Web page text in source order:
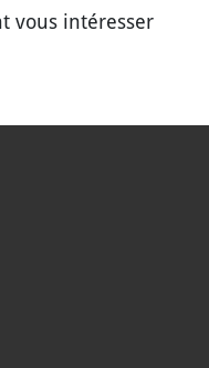
vous intéresser